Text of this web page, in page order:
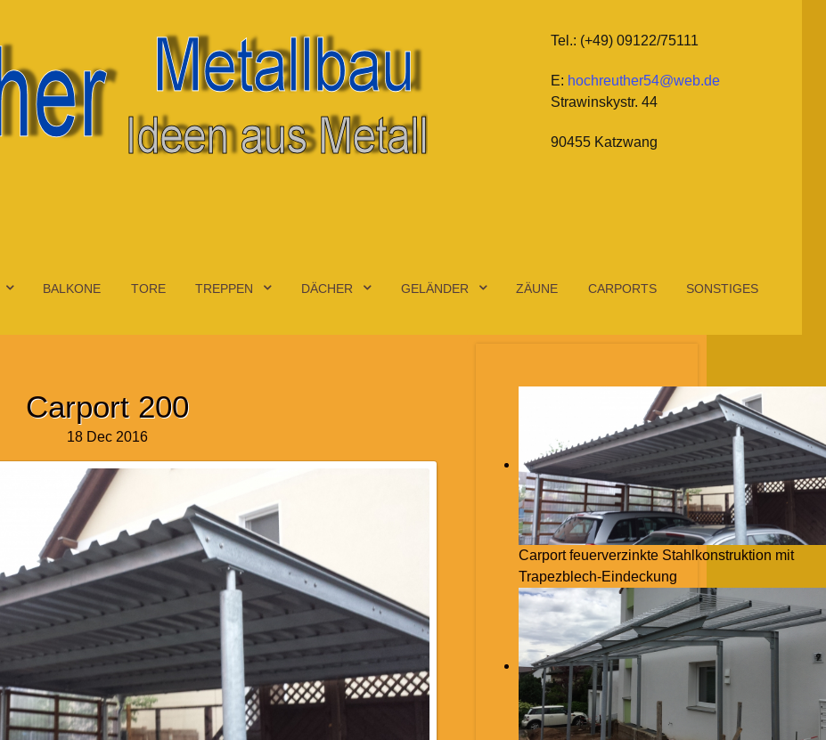
Tel.: (+49) 09122/75111
E: hochreuther54@web.de
Strawinskystr. 44
90455 Katzwang
BALKONE TORE TREPPEN DÄCHER GELÄNDER ZÄUNE CARPORTS SONSTIGES
Carport 200
18 Dec 2016
Carport feuerverzinkte Stahlkonstruktion mit
Trapezblech-Eindeckung